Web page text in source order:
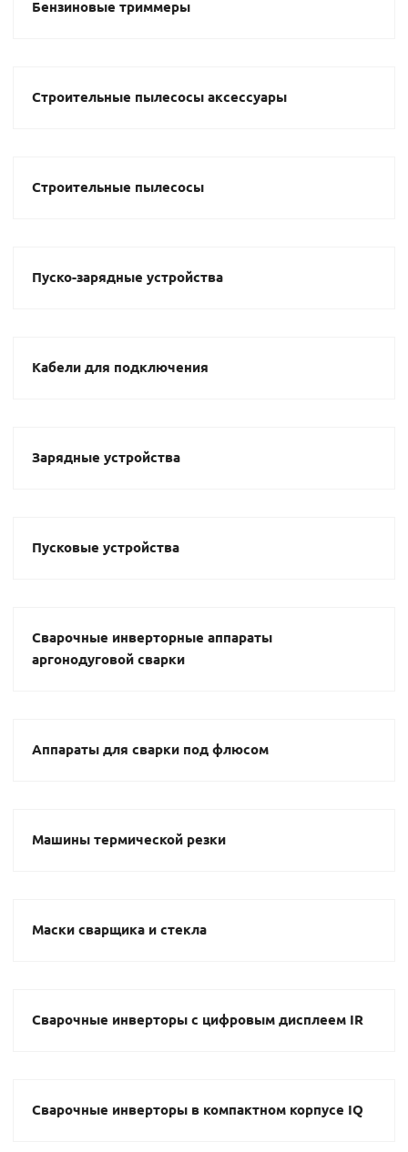
Бензиновые триммеры
Строительные пылесосы аксессуары
Строительные пылесосы
Пуско-зарядные устройства
Кабели для подключения
Зарядные устройства
Пусковые устройства
Сварочные инверторные аппараты
аргонодуговой сварки
Аппараты для сварки под флюсом
Машины термической резки
Маски сварщика и стекла
Сварочные инверторы с цифровым дисплеем IR
Сварочные инверторы в компактном корпусе IQ